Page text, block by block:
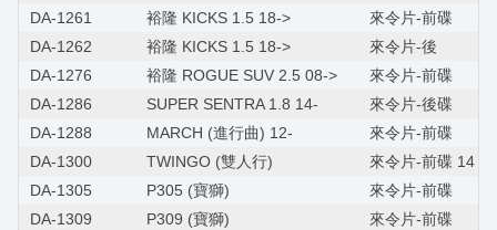
DA-1261
裕隆 KICKS 1.5 18->
來令片-前碟
DA-1262
裕隆 KICKS 1.5 18->
來令片-後
DA-1276
裕隆 ROGUE SUV 2.5 08->
來令片-前碟
DA-1286
SUPER SENTRA 1.8 14-
來令片-後碟
DA-1288
MARCH (進行曲) 12-
來令片-前碟
DA-1300
TWINGO (雙人行)
來令片-前碟 14
DA-1305
P305 (寶獅)
來令片-前碟
DA-1309
P309 (寶獅)
來令片-前碟